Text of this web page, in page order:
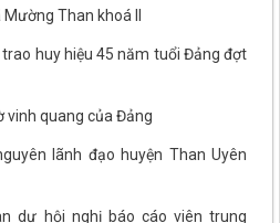
xây dựng đề án Sáp nhập bản
như sau:
Than khoá II
huy hiệu 45 năm tuổi Đảng đợt
vinh quang của Đảng
lãnh đạo huyện Than Uyên
dự hội nghị báo cáo viên trung